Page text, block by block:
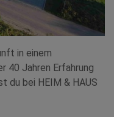
in einem
40 Jahren Erfahrung
du bei HEIM & HAUS